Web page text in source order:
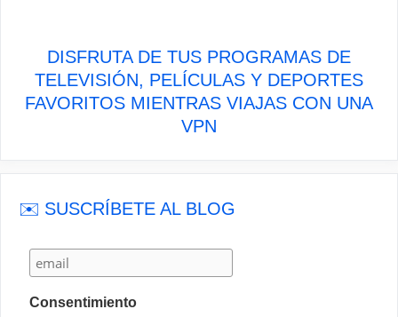
DISFRUTA DE TUS PROGRAMAS DE
TELEVISIÓN, PELÍCULAS Y DEPORTES
FAVORITOS MIENTRAS VIAJAS CON UNA
VPN
✉️ SUSCRÍBETE AL BLOG
Consentimiento